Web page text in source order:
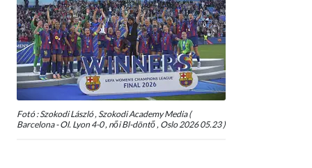
Fotó : Szokodi László , Szokodi Academy Media (
Barcelona - Ol. Lyon 4-0 , női Bl-döntő , Oslo 2026 05.23 )